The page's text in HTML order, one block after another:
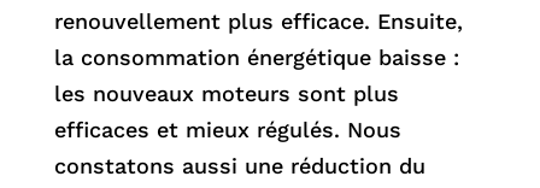
renouvellement plus efficace. Ensuite,
la consommation énergétique baisse :
les nouveaux moteurs sont plus
efficaces et mieux régulés. Nous
constatons aussi une réduction du